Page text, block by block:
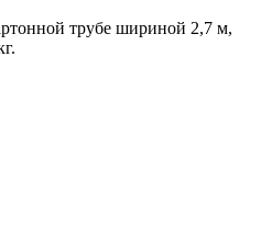
трубе шириной 2,7 м,